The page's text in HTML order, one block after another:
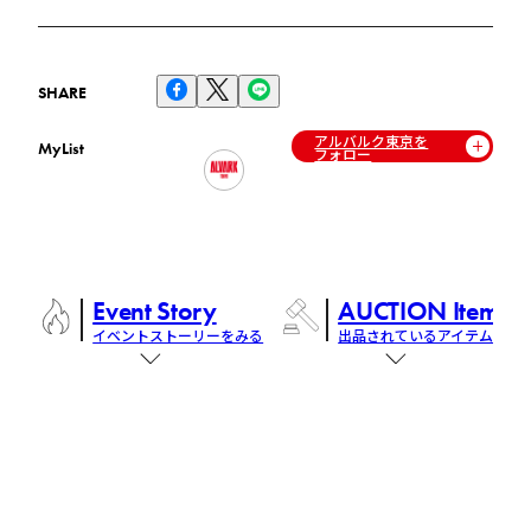
SHARE
MyList アルバルク東京を
フォロー
Event Story
イベントストーリーをみる
AUCTION Items
出品されているアイテム